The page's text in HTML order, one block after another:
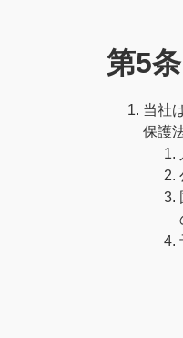
第5
当社
保護